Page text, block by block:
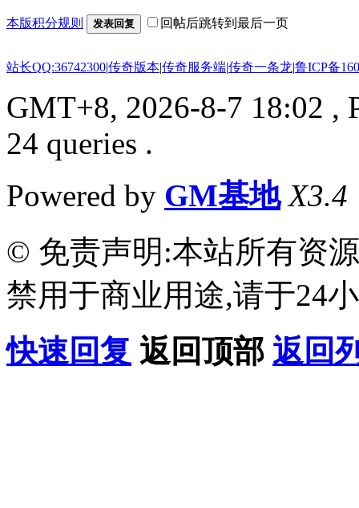
本版积分规则 发表回复 回帖后跳转到最后一页
站长QQ:36742300|传奇版本|传奇服务端|传奇一条龙|鲁ICP备
GMT+8, 2026-8-7 18:02 ,
24 queries .
Powered by GM基地 X3.4
© 免责声明:本站所有资
禁用于商业用途,请于24
快速回复 返回顶部 返回